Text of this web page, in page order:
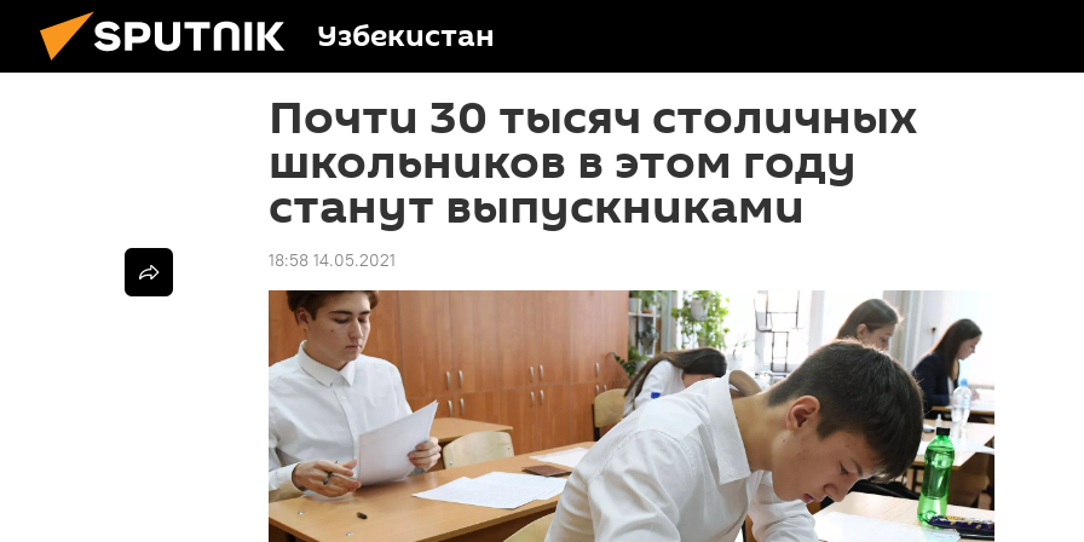
Узбекистан
Почти 30 тысяч столичных
школьников в этом году
станут выпускниками
18:58 14.05.2021